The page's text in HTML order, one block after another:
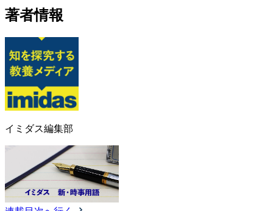
著者情報
イミダス編集部